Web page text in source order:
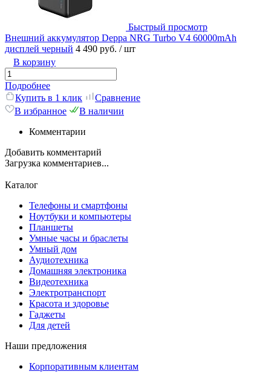
Быстрый просмотр
Внешний аккумулятор Deppa NRG Turbo V4 60000mAh
дисплей черный 4 490 руб. / шт
В корзину
Подробнее
Купить в 1 клик
Сравнение
В избранное
В наличии
Комментарии
Добавить комментарий
Загрузка комментариев...
Каталог
Телефоны и смартфоны
Ноутбуки и компьютеры
Планшеты
Умные часы и браслеты
Умный дом
Аудиотехника
Домашняя электроника
Видеотехника
Электротранспорт
Красота и здоровье
Гаджеты
Для детей
Наши предложения
Корпоративным клиентам